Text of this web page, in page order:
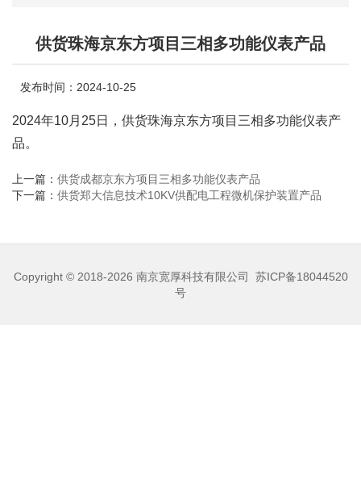
供货珠海京东方项目三相多功能仪表产品
发布时间：2024-10-25
2024年10月25日，供货珠海京东方项目三相多功能仪表产
品。
上一篇： 供货成都京东方项目三相多功能仪表产品
下一篇： 供货郑大信息技术10KV供配电工程微机保护装置产品
Copyright © 2018-2026 南京宽厚科技有限公司
苏ICP备18044520
号